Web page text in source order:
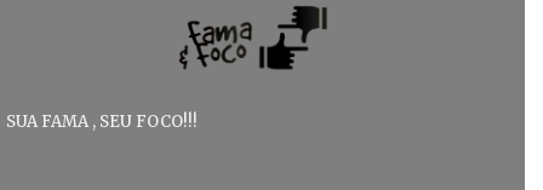
SUA FAMA , SEU FOCO!!!